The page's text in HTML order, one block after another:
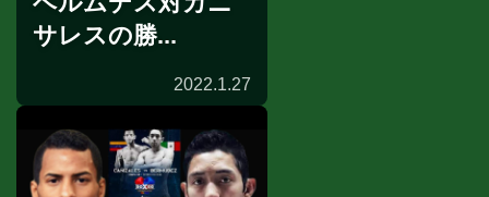
サレスの勝...
2022.1.27